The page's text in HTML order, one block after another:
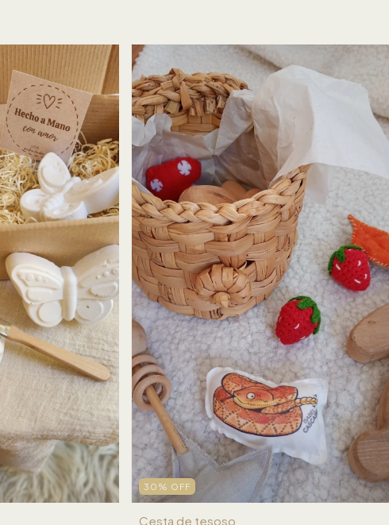
30 % OFF
Cesta de tesoso